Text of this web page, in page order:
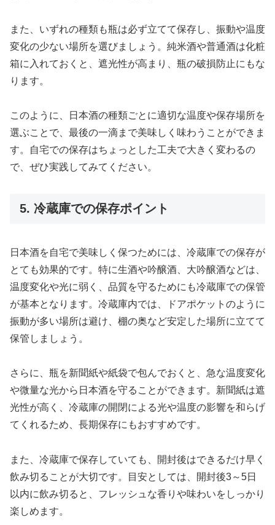
また、いずれの種類も瓶は必ず立てて保存し、振動や温度
変化の少ない場所を選びましょう。純米酒や普通酒は化粧
箱に入れておくと、遮光性が高まり、瓶の破損防止にもな
ります。
このように、日本酒の種類ごとに適切な温度や保存場所を
選ぶことで、最後の一滴まで美味しく味わうことができま
す。自宅での保存はちょっとした工夫で大きく変わるの
で、ぜひ実践してみてください。
5. 冷蔵庫での保存ポイント
日本酒を自宅で美味しく保つためには、冷蔵庫での保存が
とても効果的です。特に生酒や吟醸酒、大吟醸酒などは、
温度変化や光に弱く、品質を守るためにも冷蔵庫での保管
が基本となります。冷蔵庫内では、ドアポケットのように
振動が多い場所は避け、棚の奥など安定した場所に立てて
保管しましょう。
さらに、瓶を新聞紙や紙袋で包んでおくと、急な温度変化
や微量な光から日本酒を守ることができます。新聞紙は遮
光性が高く、冷蔵庫の開閉による光や温度の影響を和らげ
てくれるため、長期保存にもおすすめです。
また、冷蔵庫で保存していても、開封後はできるだけ早く
飲み切ることが大切です。目安としては、開封後3～5日
以内に飲み切ると、フレッシュな香りや味わいをしっかり
楽しめます。